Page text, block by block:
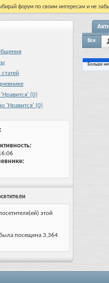
форум по своим интересам и не
(0)
'Нравится' (0)
этой
посещена 3,364
Все
Больше